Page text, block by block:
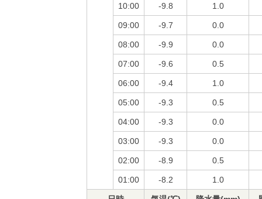
10:00 -9.8 1.0
09:00 -9.7 0.0
08:00 -9.9 0.0
07:00 -9.6 0.5
06:00 -9.4 1.0
05:00 -9.3 0.5
04:00 -9.3 0.0
03:00 -9.3 0.0
02:00 -8.9 0.5
01:00 -8.2 1.0